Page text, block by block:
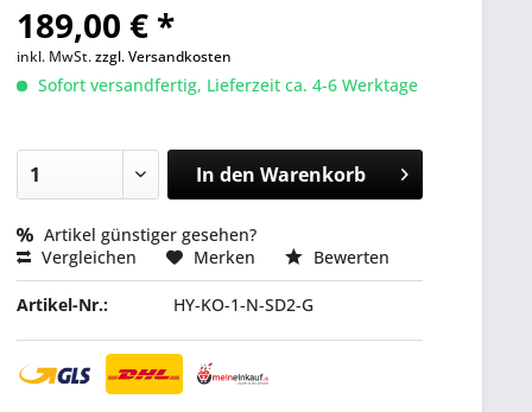
189,00 € *
inkl. MwSt.zzgl. Versandkosten
Sofort versandfertig, Lieferzeit ca. 4-6 Werktage
In den Warenkorb
Artikel günstiger gesehen?
Vergleichen
Merken Bewerten
Artikel-Nr.: HY-KO-1-N-SD2-G